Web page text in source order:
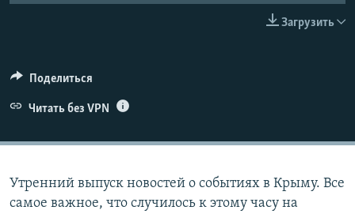
ELIFBE
УКРАИНСКАЯ ПРОБЛЕМА КРЫМА
Загрузить
Поделиться
Читать без VPN
Утренний выпуск новостей о событиях в Крыму. Все
самое важное, что случилось к этому часу на